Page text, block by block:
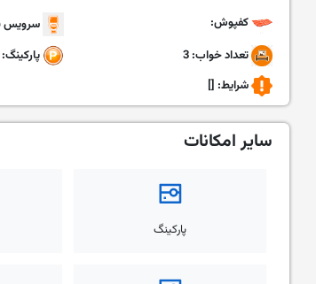
کفپوش: سرویس
تعداد خواب: 3
پارکینگ: 1
شرایط: []
سایر امکانات
پارکینگ